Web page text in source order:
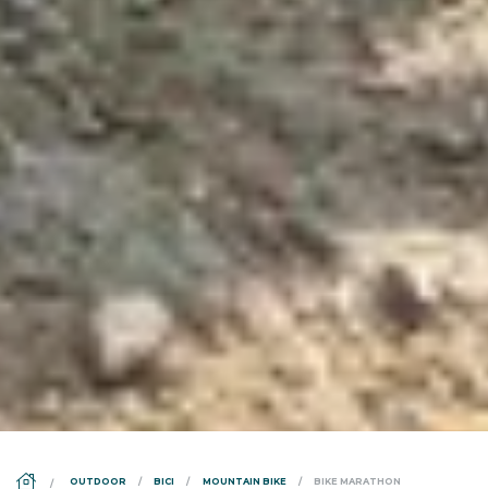
DS_BREADCRUMB.HOME
OUTDOOR BICI MOUNTAIN BIKE BIKE MARATHON